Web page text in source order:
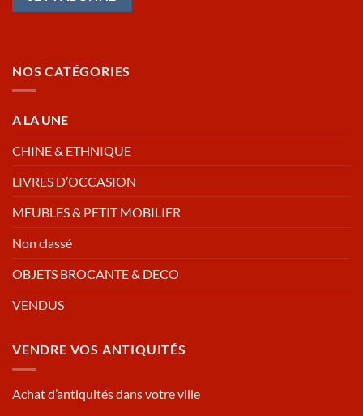
NOS CATÉGORIES
A LA UNE
CHINE & ETHNIQUE
LIVRES D’OCCASION
MEUBLES & PETIT MOBILIER
Non classé
OBJETS BROCANTE & DECO
VENDUS
VENDRE VOS ANTIQUITÉS
Achat d’antiquités dans votre ville